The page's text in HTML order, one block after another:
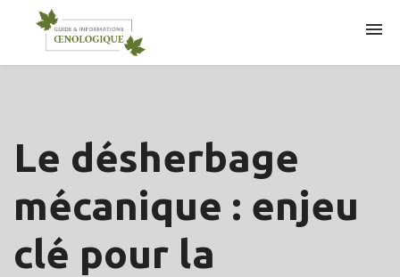
Le désherbage
mécanique : enjeu
clé pour la